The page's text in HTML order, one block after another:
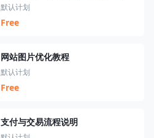
默认计划
Free
网站图片优化教程
默认计划
Free
支付与交易流程说明